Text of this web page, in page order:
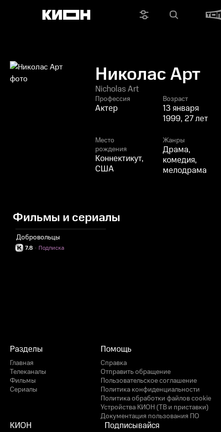
Николас Арт
Nicholas Art
Профессия
Актер
Возраст
13 января
1999, 27 лет
Место
рождения
Коннектикут,
США
Жанры
Драма,
комедия,
мелодрама
Фильмы и сериалы
Добровольцы
7.8 Подписка
·
Разделы
Главная
Телеканалы
Фильмы
Сериалы
Помощь
Справка
Отправить обращение
Пользовательское соглашение
Политика конфиденциальности
Политика обработки файлов cookie
Устройства КИОН (ТВ и приставки)
Документация пользования ПО
КИОН Подписывайся